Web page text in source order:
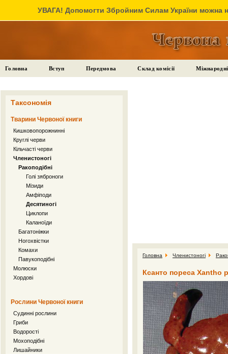
УВАГА! Допомогти Збройним Силам України можна
Головна Вступ Передмова Склад комісії
Таксономія
Тварини Червоної книги
Кишковопорожнинні
Круглі черви
Кільчасті черви
Членистоногі
Ракоподібні
Голі зяброноги
Мізиди
Амфіподи
Десятиногі
Циклопи
Каланоїди
Багатоніжки
Ногохвістки
Комахи
Павукоподібні
Молюски
Хордові
Рослини Червоної книги
Судинні рослини
Гриби
Водорості
Мохоподібні
Лишайники
Головна Членистоногі
Ксанто пореса Xantho